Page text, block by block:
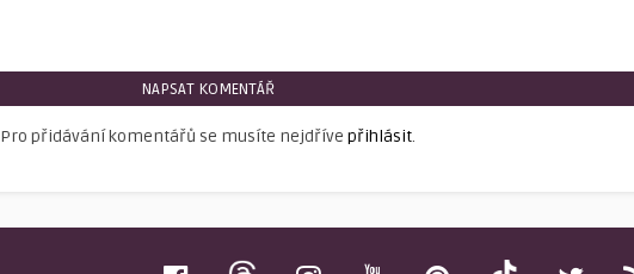
NAPSAT KOMENTÁŘ
Pro přidávání komentářů se musíte nejdříve přihlásit.